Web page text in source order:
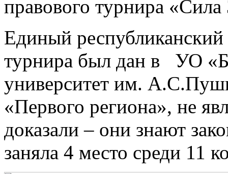
правового турнира
Единый республиканский
турнира был дан в УО
университет им.
«Первого региона», не
доказали – они знают
заняла 4 место среди 11